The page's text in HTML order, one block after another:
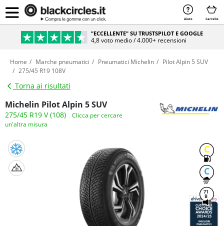
Aiuto Carrello
"ECCELLENTE" SU TRUSTSPILOT E GOOGLE
4,8 voto medio / 4.000+ recensioni
Home Marche pneumatici Pneumatici Michelin
Pilot Alpin 5 SUV
275/45 R19 108V
Torna ai risultati
Michelin Pilot Alpin 5 SUV
275/45 R19 V (108)
Clicca per cercare
un'altra misura
C
C
71
B